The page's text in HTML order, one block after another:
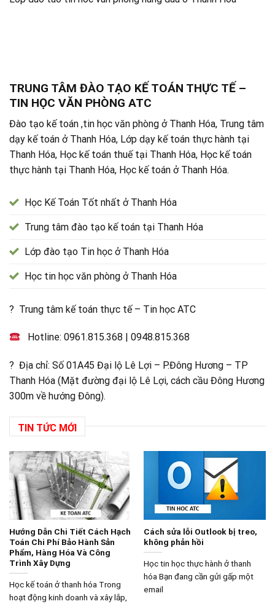
TRUNG TÂM ĐÀO TẠO KẾ TOÁN THỰC TẾ –
TIN HỌC VĂN PHÒNG ATC
Đào tạo kế toán ,tin học văn phòng ở Thanh Hóa, Trung tâm
dạy kế toán ở Thanh Hóa, Lớp dạy kế toán thực hành tại
Thanh Hóa, Học kế toán thuế tại Thanh Hóa, Học kế toán
thực hành tại Thanh Hóa, Học kế toán ở Thanh Hóa.
Học Kế Toán Tốt nhất ở Thanh Hóa
Trung tâm đào tạo kế toán tại Thanh Hóa
Lớp đào tạo Tin học ở Thanh Hóa
Học tin học văn phòng ở Thanh Hóa
? Trung tâm kế toán thực tế – Tin học ATC
Hotline:0961.815.368 |0948.815.368
? Địa chỉ: Số 01A45 Đại lộ Lê Lợi – P.Đông Hương – TP
Thanh Hóa (Mặt đường đại lộ Lê Lợi, cách cầu Đông Hương
300m về hướng Đông).
TIN TỨC MỚI
Hướng Dẫn Chi Tiết Cách Hạch
Toán Chi Phí Bảo Hành Sản
Phẩm, Hàng Hóa Và Công
Trình Xây Dựng
Học kế toán ở thanh hóa Trong
hoạt động kinh doanh và xây lắp,
Cách sửa lỗi Outlook bị treo,
không phản hồi
Học tin học thực hành ở thanh
hóa Bạn đang cần gửi gấp một
email